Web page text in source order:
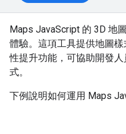
Maps JavaScript 的 3D 地
體驗。這項工具提供地圖
性提升功能，可協助開發
式。
下例說明如何運用 Maps